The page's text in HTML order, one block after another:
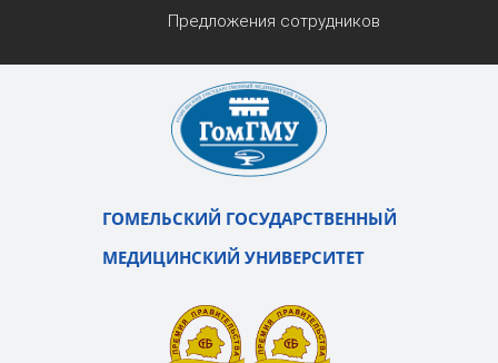
Предложения сотрудников
ГОМЕЛЬСКИЙ ГОСУДАРСТВЕННЫЙ
МЕДИЦИНСКИЙ УНИВЕРСИТЕТ